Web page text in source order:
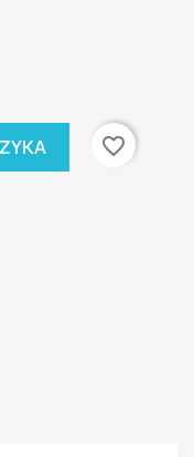
favorite_border